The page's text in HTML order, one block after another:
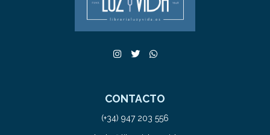
CONTACTO
(+34) 947 203 556